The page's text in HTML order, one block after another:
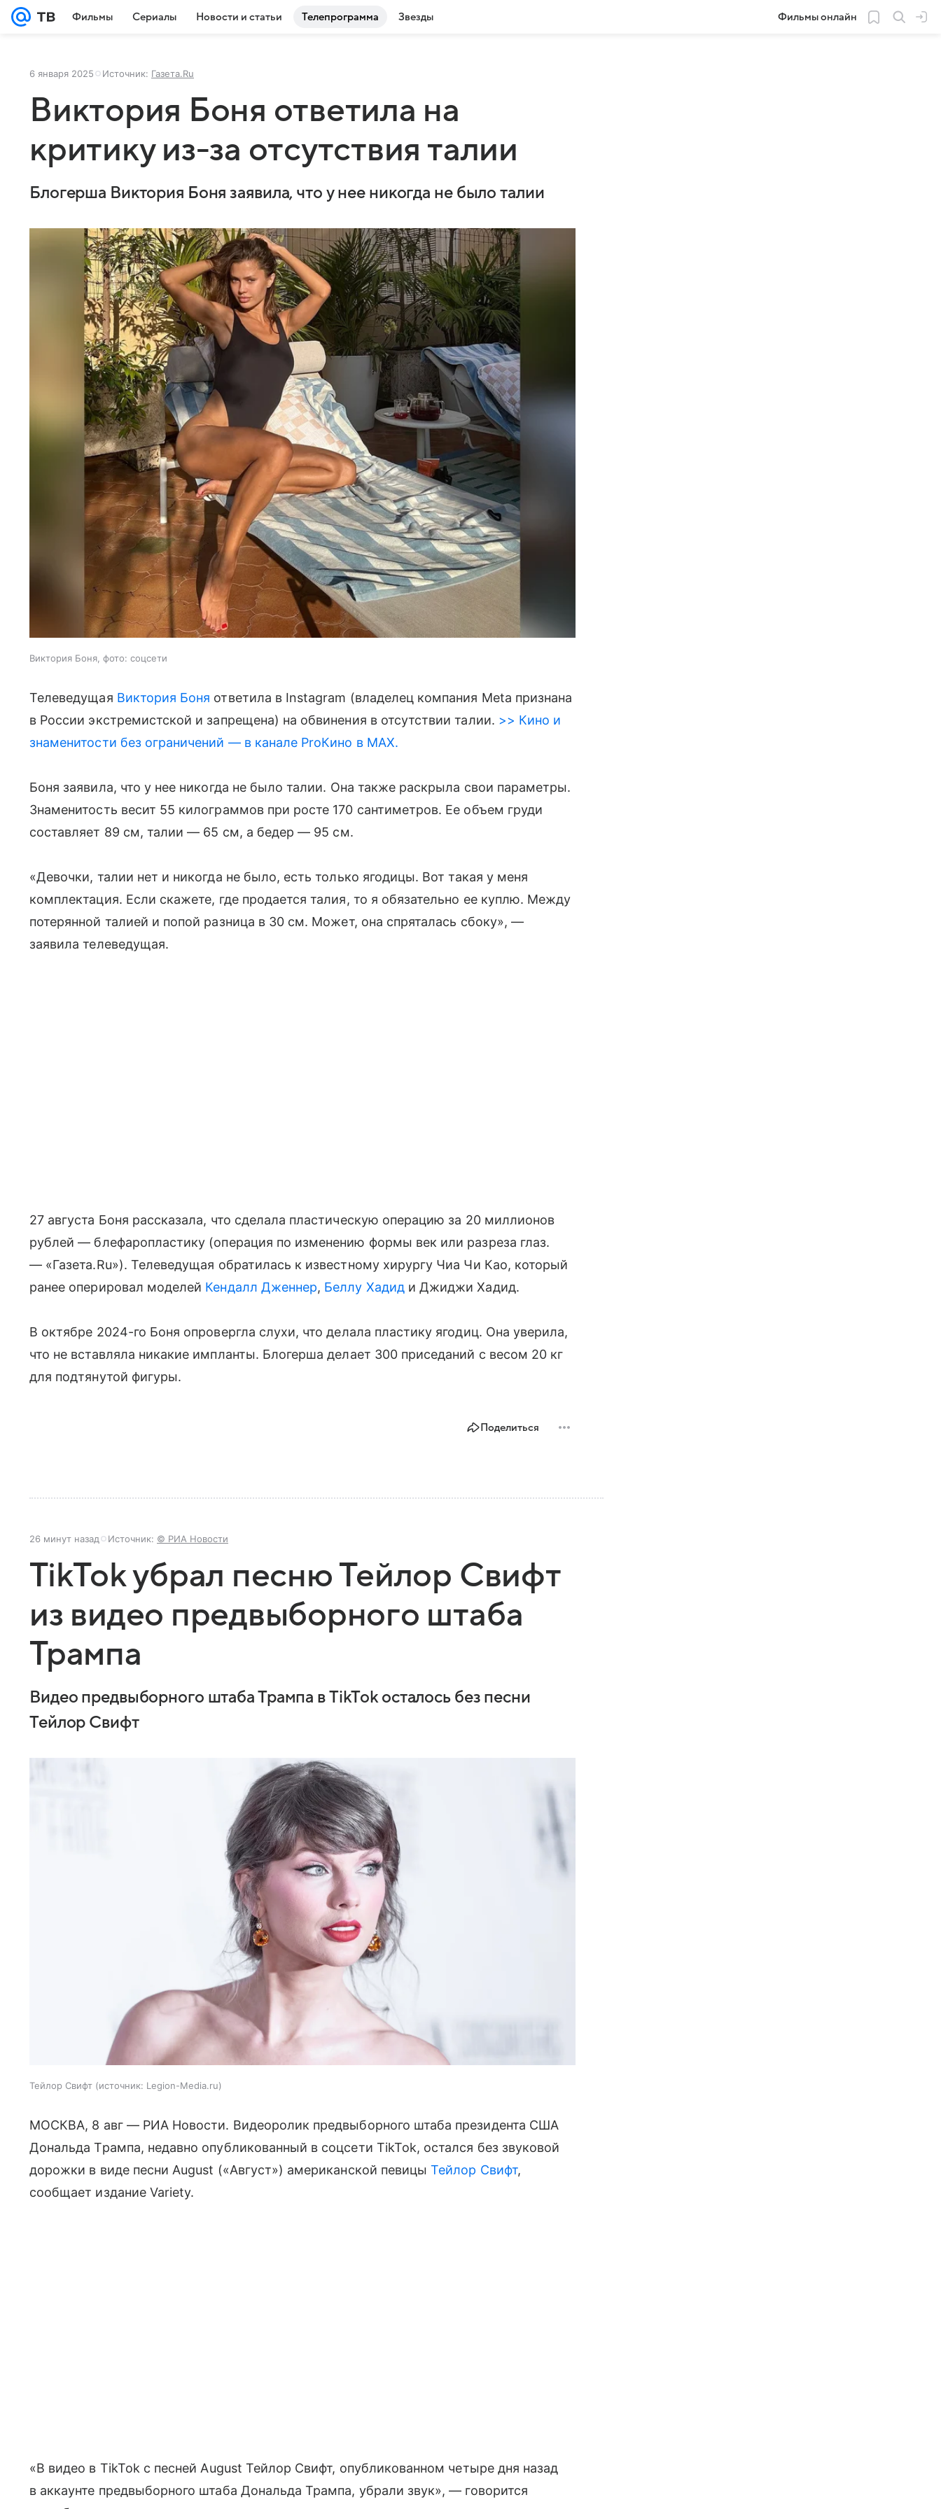
Фильмы Сериалы Новости и статьи Телепрограмма Звезды Фильмы онлайн
6 января 2025 Источник: Газета.Ru
Виктория Боня ответила на
критику из-за отсутствия талии
Блогерша Виктория Боня заявила, что у нее никогда не было талии
Виктория Боня, фото: соцсети
Телеведущая Виктория Боня ответила в Instagram (владелец компания Meta признана
в России экстремистской и запрещена) на обвинения в отсутствии талии. >> Кино и
знаменитости без ограничений — в канале ProКино в MAX.
Боня заявила, что у нее никогда не было талии. Она также раскрыла свои параметры.
Знаменитость весит 55 килограммов при росте 170 сантиметров. Ее объем груди
составляет 89 см, талии — 65 см, а бедер — 95 см.
«Девочки, талии нет и никогда не было, есть только ягодицы. Вот такая у меня
комплектация. Если скажете, где продается талия, то я обязательно ее куплю. Между
потерянной талией и попой разница в 30 см. Может, она спряталась сбоку», —
заявила телеведущая.
27 августа Боня рассказала, что сделала пластическую операцию за 20 миллионов
рублей — блефаропластику (операция по изменению формы век или разреза глаз.
— «Газета.Ru»). Телеведущая обратилась к известному хирургу Чиа Чи Као, который
ранее оперировал моделей Кендалл Дженнер, Беллу Хадиди Джиджи Хадид.
В октябре 2024-го Боня опровергла слухи, что делала пластику ягодиц. Она уверила,
что не вставляла никакие импланты. Блогерша делает 300 приседаний с весом 20 кг
для подтянутой фигуры.
Поделиться
26 минут назад Источник: © РИА Новости
TikTok убрал песню Тейлор Свифт
из видео предвыборного штаба
Трампа
Видео предвыборного штаба Трампа в TikTok осталось без песни
Тейлор Свифт
Тейлор Свифт источник: Legion-Media.ru
МОСКВА, 8 авг — РИА Новости. Видеоролик предвыборного штаба президента США
Дональда Трампа, недавно опубликованный в соцсети TikTok, остался без звуковой
дорожки в виде песни August («Август») американской певицыТейлор Свифт,
сообщает издание Variety.
«В видео в TikTok с песней August Тейлор Свифт, опубликованном четыре дня назад
в аккаунте предвыборного штаба Дональда Трампа, убрали звук», — говорится